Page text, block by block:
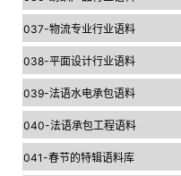
037-物流专业行业语料
038-平面设计行业语料
039-法语水电承包语料
040-法语承包工程语料
041-春节的特辑语料库